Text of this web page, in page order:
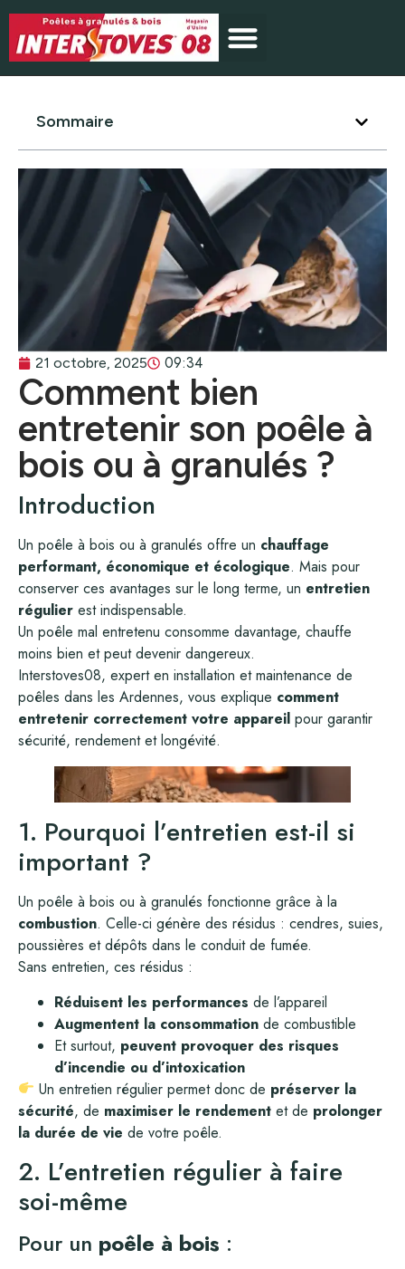
Sommaire
21 octobre, 2025 09:34
Comment bien
entretenir son poêle à
bois ou à granulés ?
Introduction
Un poêle à bois ou à granulés offre un chauffage
performant, économique et écologique. Mais pour
conserver ces avantages sur le long terme, un entretien
régulier est indispensable.
Un poêle mal entretenu consomme davantage, chauffe
moins bien et peut devenir dangereux.
Interstoves08, expert en installation et maintenance de
poêles dans les Ardennes, vous explique comment
entretenir correctement votre appareil pour garantir
sécurité, rendement et longévité.
1. Pourquoi l’entretien est-il si
important ?
Un poêle à bois ou à granulés fonctionne grâce à la
combustion. Celle-ci génère des résidus : cendres, suies,
poussières et dépôts dans le conduit de fumée.
Sans entretien, ces résidus :
Réduisent les performances de l’appareil
Augmentent la consommation de combustible
Et surtout, peuvent provoquer des risques
d’incendie ou d’intoxication
Un entretien régulier permet donc de préserver la
sécurité, de maximiser le rendement et de prolonger
la durée de vie de votre poêle.
2. L’entretien régulier à faire
soi-même
Pour un poêle à bois :